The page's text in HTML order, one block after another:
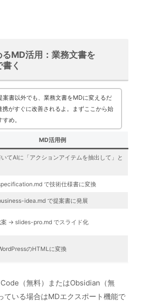
MD活用：業務文書を
く
案書以外でも、業務文書をMDに変えるだ
携がすぐに改善されるよ。まずここから始
め。
MD活用例
てAIに「アクションアイテムを抽出して」と
で技術仕様書に変換
idea.md で提案書に発展
案 → slides-pro.md でスライド化
のHTMLに変換
（無料）またはObsidian（無
ている場合はMDエクスポート機能で